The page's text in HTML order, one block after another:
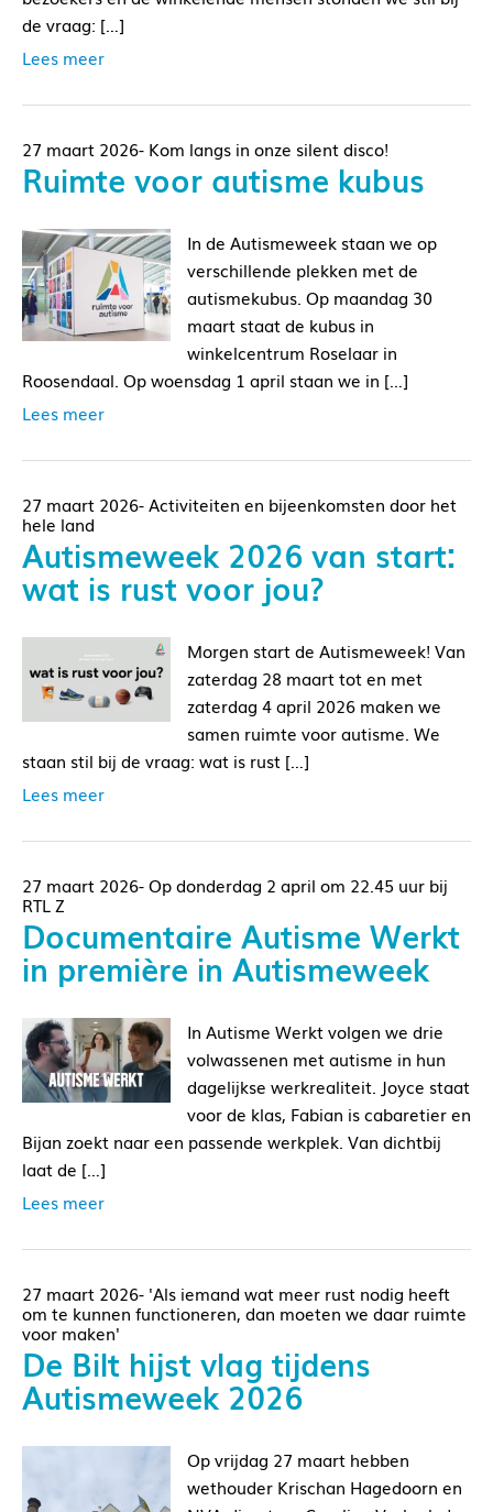
de vraag: […]
Lees meer
27 maart 2026- Kom langs in onze silent disco!
Ruimte voor autisme kubus
In de Autismeweek staan we op
verschillende plekken met de
autismekubus. Op maandag 30
maart staat de kubus in
winkelcentrum Roselaar in
Roosendaal. Op woensdag 1 april staan we in […]
Lees meer
27 maart 2026- Activiteiten en bijeenkomsten door het
hele land
Autismeweek 2026 van start:
wat is rust voor jou?
Morgen start de Autismeweek! Van
zaterdag 28 maart tot en met
zaterdag 4 april 2026 maken we
samen ruimte voor autisme. We
staan stil bij de vraag: wat is rust […]
Lees meer
27 maart 2026- Op donderdag 2 april om 22.45 uur bij
RTL Z
Documentaire Autisme Werkt
in première in Autismeweek
In Autisme Werkt volgen we drie
volwassenen met autisme in hun
dagelijkse werkrealiteit. Joyce staat
voor de klas, Fabian is cabaretier en
Bijan zoekt naar een passende werkplek. Van dichtbij
laat de […]
Lees meer
27 maart 2026- 'Als iemand wat meer rust nodig heeft
om te kunnen functioneren, dan moeten we daar ruimte
voor maken'
De Bilt hijst vlag tijdens
Autismeweek 2026
Op vrijdag 27 maart hebben
wethouder Krischan Hagedoorn en